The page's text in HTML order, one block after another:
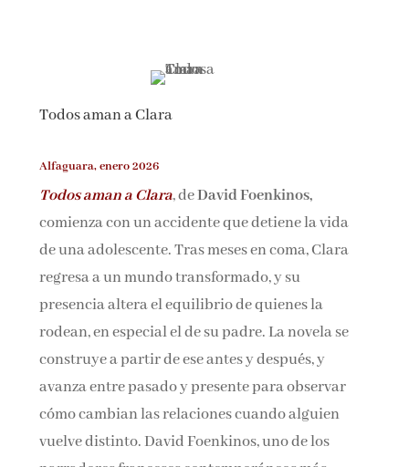
Todos aman a Clara
Alfaguara, enero 2026
Todos aman a Clara, deDavid Foenkinos,
comienza con un accidente que detiene la vida
de una adolescente. Tras meses en coma, Clara
regresa a un mundo transformado, y su
presencia altera el equilibrio de quienes la
rodean, en especial el de su padre. La novela se
construye a partir de ese antes y después, y
avanza entre pasado y presente para observar
cómo cambian las relaciones cuando alguien
vuelve distinto. David Foenkinos, uno de los
Únete a nuestra comunidad de amantes de la
Nombre*
Por favor, acepta lostérminos y condiciones